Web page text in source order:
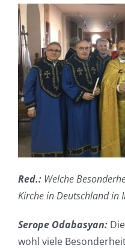
Red.: Welche
Kirche in Deutschland in
Serope Odabasyan:
wohl viele